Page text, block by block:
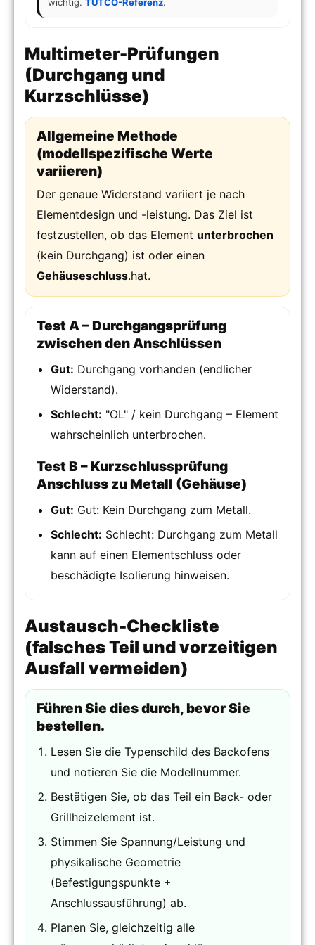
Multimeter-Prüfungen
(Durchgang und
Kurzschlüsse)
Allgemeine Methode
(modellspezifische Werte
variieren)
Der genaue Widerstand variiert je nach
Elementdesign und -leistung. Das Ziel ist
festzustellen, ob das Element unterbrochen
(kein Durchgang) ist oder einen
Gehäuseschluss.hat.
Test A – Durchgangsprüfung
zwischen den Anschlüssen
Gut: Durchgang vorhanden (endlicher
Widerstand).
Schlecht: "OL" / kein Durchgang – Element
wahrscheinlich unterbrochen.
Test B – Kurzschlussprüfung
Anschluss zu Metall (Gehäuse)
Gut: Gut: Kein Durchgang zum Metall.
Schlecht: Schlecht: Durchgang zum Metall
kann auf einen Elementschluss oder
beschädigte Isolierung hinweisen.
Austausch-Checkliste
(falsches Teil und vorzeitigen
Ausfall vermeiden)
Führen Sie dies durch, bevor Sie
bestellen.
Lesen Sie die Typenschild des Backofens
und notieren Sie die Modellnummer.
Bestätigen Sie, ob das Teil ein Back- oder
Grillheizelement ist.
Stimmen Sie Spannung/Leistung und
physikalische Geometrie
(Befestigungspunkte +
Anschlussausführung) ab.
Planen Sie, gleichzeitig alle